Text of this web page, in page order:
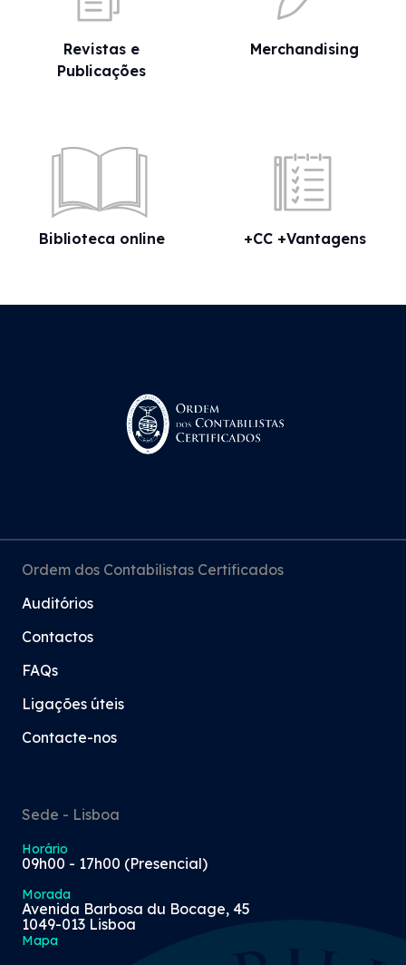
Revistas e
Publicações
Merchandising
Biblioteca online +CC +Vantagens
Ordem dos Contabilistas Certificados
Auditórios
Contactos
FAQs
Ligações úteis
Contacte-nos
Sede - Lisboa
Horário
09h00 - 17h00 (Presencial)
Morada
Avenida Barbosa du Bocage, 45
1049-013 Lisboa
Mapa